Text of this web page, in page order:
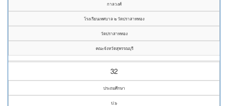
กาลวงศ์
โรงเรียนเทศบาล ๒ วัดปราสาททอง
วัดปราสาททอง
คณะจังหวัดสุพรรณบุรี
32
ประถมศึกษา
ป.๖